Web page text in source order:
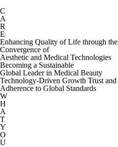
C
A
R
E
Enhancing Quality of Life through the
Convergence of
Aesthetic and Medical Technologies
Becoming a Sustainable
Global Leader in Medical Beauty
Technology-Driven Growth Trust and
Adherence to Global Standards
W
H
A
T
Y
O
U